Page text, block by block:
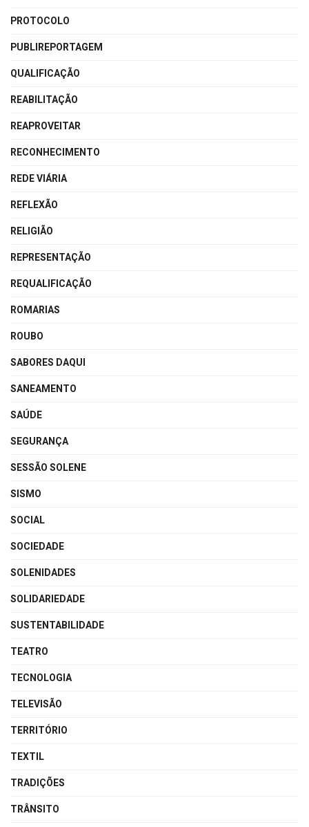
PROTOCOLO
PUBLIREPORTAGEM
QUALIFICAÇÃO
REABILITAÇÃO
REAPROVEITAR
RECONHECIMENTO
REDE VIÁRIA
REFLEXÃO
RELIGIÃO
REPRESENTAÇÃO
REQUALIFICAÇÃO
ROMARIAS
ROUBO
SABORES DAQUI
SANEAMENTO
SAÚDE
SEGURANÇA
SESSÃO SOLENE
SISMO
SOCIAL
SOCIEDADE
SOLENIDADES
SOLIDARIEDADE
SUSTENTABILIDADE
TEATRO
TECNOLOGIA
TELEVISÃO
TERRITÓRIO
TEXTIL
TRADIÇÕES
TRÂNSITO